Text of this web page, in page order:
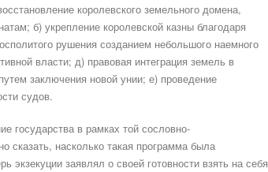
королевского земельного домена,
б) укрепление королевской казны благодаря
рушения созданием небольшого наемного
власти; д) правовая интеграция земель в
заключения новой унии; е) проведение
судов.
государства в рамках той сословно-
сказать, насколько такая программа была
экзекуции заявлял о своей готовности взять на себя